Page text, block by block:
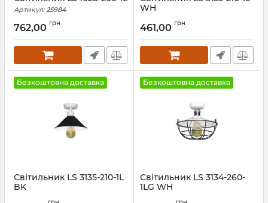
Артикул:25984
762,00 грн
WH
461,00 грн
Безкоштовна доставка
Світильник LS 3135-210-1L
BK
Безкоштовна доставка
Світильник LS 3134-260-
1LG WH